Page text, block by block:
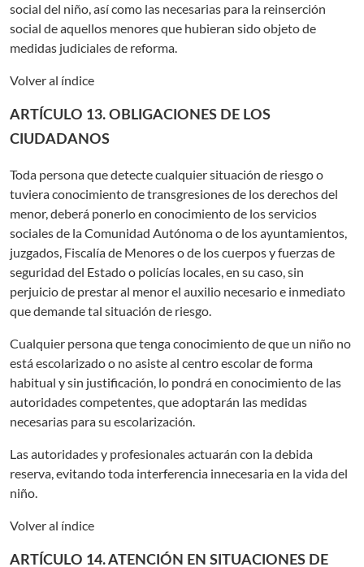
social del niño, así como las necesarias para la reinserción
social de aquellos menores que hubieran sido objeto de
medidas judiciales de reforma.
Volver al índice
ARTÍCULO 13. OBLIGACIONES DE LOS
CIUDADANOS
Toda persona que detecte cualquier situación de riesgo o
tuviera conocimiento de transgresiones de los derechos del
menor, deberá ponerlo en conocimiento de los servicios
sociales de la Comunidad Autónoma o de los ayuntamientos,
juzgados, Fiscalía de Menores o de los cuerpos y fuerzas de
seguridad del Estado o policías locales, en su caso, sin
perjuicio de prestar al menor el auxilio necesario e inmediato
que demande tal situación de riesgo.
Cualquier persona que tenga conocimiento de que un niño no
está escolarizado o no asiste al centro escolar de forma
habitual y sin justificación, lo pondrá en conocimiento de las
autoridades competentes, que adoptarán las medidas
necesarias para su escolarización.
Las autoridades y profesionales actuarán con la debida
reserva, evitando toda interferencia innecesaria en la vida del
niño.
Volver al índice
ARTÍCULO 14. ATENCIÓN EN SITUACIONES DE